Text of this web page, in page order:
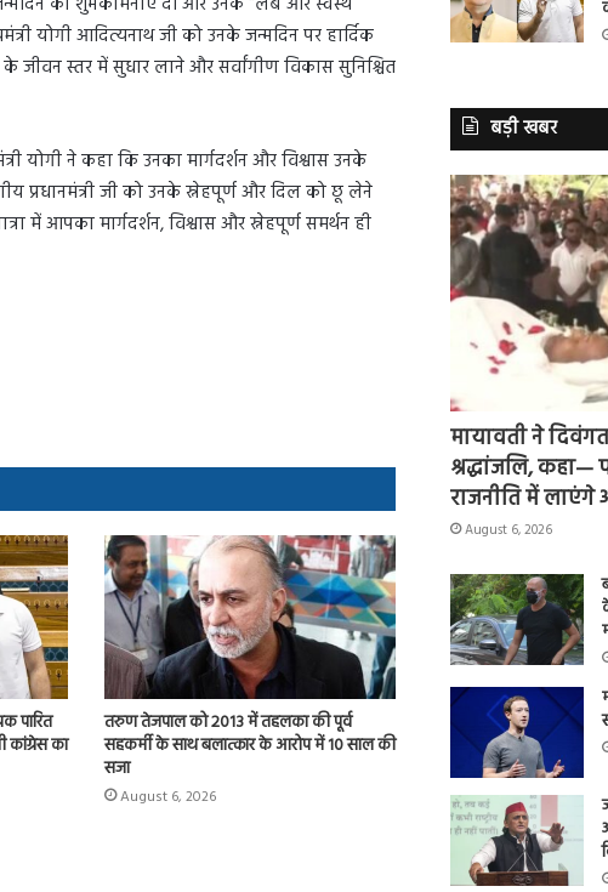
योगी आदित्यनाथ जी को उनके जन्मदिन पर हार्दिक
जीवन स्तर में सुधार लाने और सर्वांगीण विकास सुनिश्चित
योगी ने कहा कि उनका मार्गदर्शन और विश्वास उनके
प्रधानमंत्री जी को उनके स्नेहपूर्ण और दिल को छू लेने
में आपका मार्गदर्शन, विश्वास और स्नेहपूर्ण समर्थन ही
पारित
कांग्रेस का
तरुण तेजपाल को 2013 में तहलका की पूर्व
सहकर्मी के साथ बलात्कार के आरोप में 10 साल की
सजा
August 6, 2026
बड़ी खबर
मायावती ने
श्रद्धांजलि, कहा—
राजनीति में
August 6, 2026